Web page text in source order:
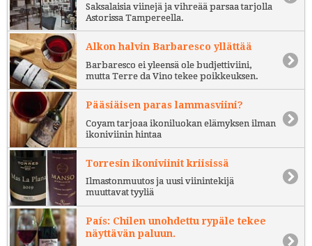
Saksalaisia viinejä ja vihreää parsaa tarjolla
Astorissa Tampereella.
Alkon halvin Barbaresco yllättää
Barbaresco ei yleensä ole budjettiviini,
mutta Terre da Vino tekee poikkeuksen.
Pääsiäisen paras lammasviini?
Coyam tarjoaa ikoniluokan elämyksen ilman
ikoniviinin hintaa
Torresin ikoniviinit kriisissä
Ilmastonmuutos ja uusi viinintekijä
muuttavat tyyliä
País: Chilen unohdettu rypäle tekee
näyttävän paluun.